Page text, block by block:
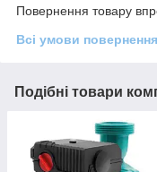
Повернення товару
Всі умови повернення
Подібні товари